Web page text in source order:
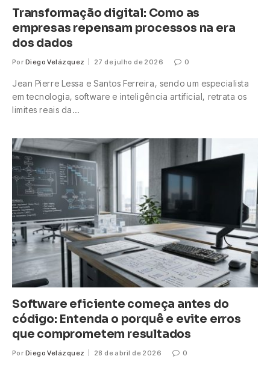
Transformação digital: Como as
empresas repensam processos na era
dos dados
Por Diego Velázquez 27 de julho de 2026 0
Jean Pierre Lessa e Santos Ferreira, sendo um especialista
em tecnologia, software e inteligência artificial, retrata os
limites reais da…
Software eficiente começa antes do
código: Entenda o porquê e evite erros
que comprometem resultados
Por Diego Velázquez 28 de abril de 2026 0